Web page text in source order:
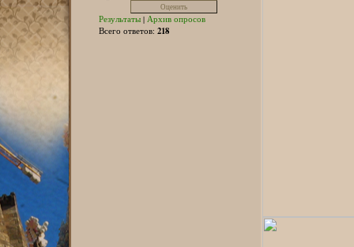
Результаты| Архив опросов
Всего ответов: 218